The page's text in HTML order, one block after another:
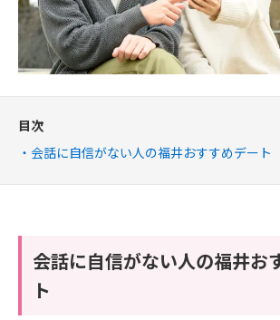
目次
会話に自信がない人の福井おすすめデート
会話に自信がない人の福井お
ト